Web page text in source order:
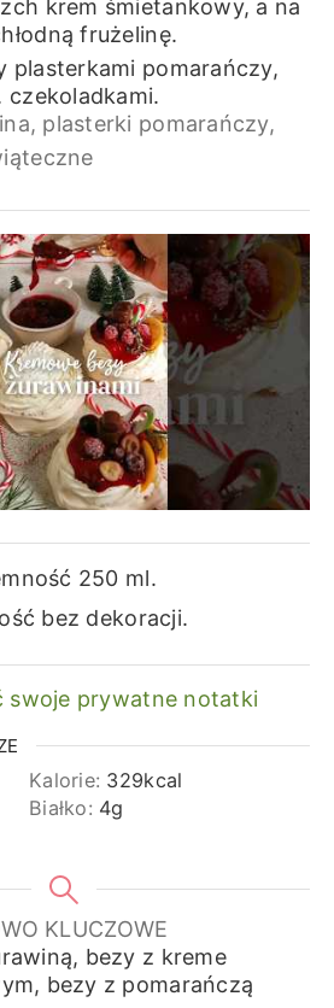
krem śmietankowy, a na
frużelinę.
plasterkami pomarańczy,
czekoladkami.
plasterki pomarańczy,
250 ml.
bez dekoracji.
swoje prywatne notatki
Kalorie: 329kcal
Białko: 4g
KLUCZOWE
bezy z kreme
bezy z pomarańczą